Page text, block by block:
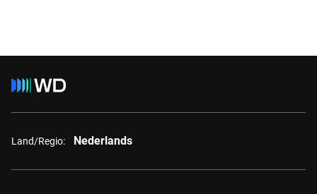
Land/Regio: Nederlands